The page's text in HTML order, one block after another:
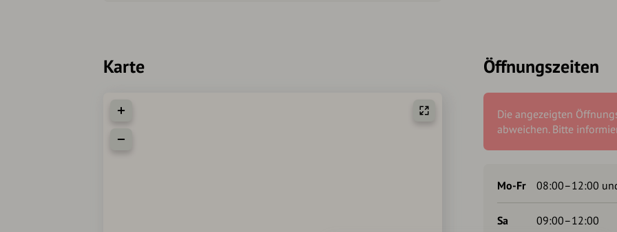
Karte Öffnungszeiten
Die angezeigten
abweichen. Bitte
Mo-Fr 08:00–12:00
Sa 09:00–12:00